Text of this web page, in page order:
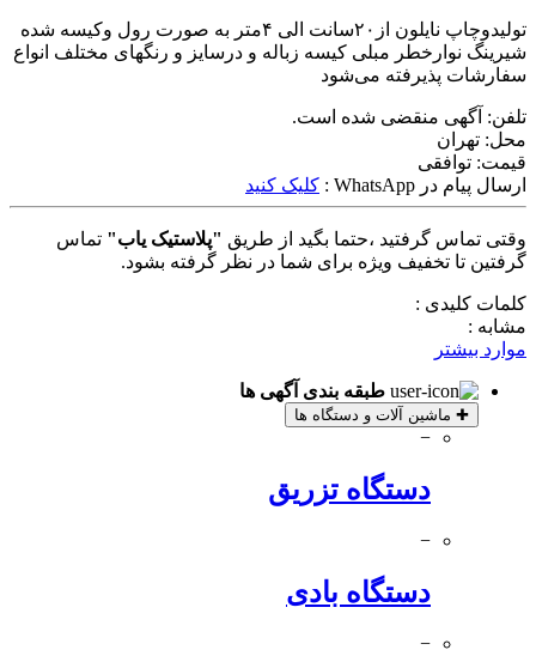
تولیدوچاپ نایلون از۲۰سانت الی ۴متر به صورت رول وکیسه شده
شیرینگ نوارخطر مبلی کیسه زباله و درسایز و رنگهای مختلف انواع
سفارشات پذیرفته می‌شود
تلفن: آگهی منقضی شده است.
محل: تهران
قیمت: توافقی
ارسال پیام در WhatsApp :
کلیک کنید
وقتی تماس گرفتید ،حتما بگید از طریق "پلاستیک یاب" تماس
گرفتین تا تخفیف ویژه برای شما در نظر گرفته بشود.
کلمات کلیدی :
مشابه :
موارد بیشتر
طبقه بندی آگهی ها
✚ ماشین آلات و دستگاه ها
−
دستگاه تزریق
−
دستگاه بادی
−